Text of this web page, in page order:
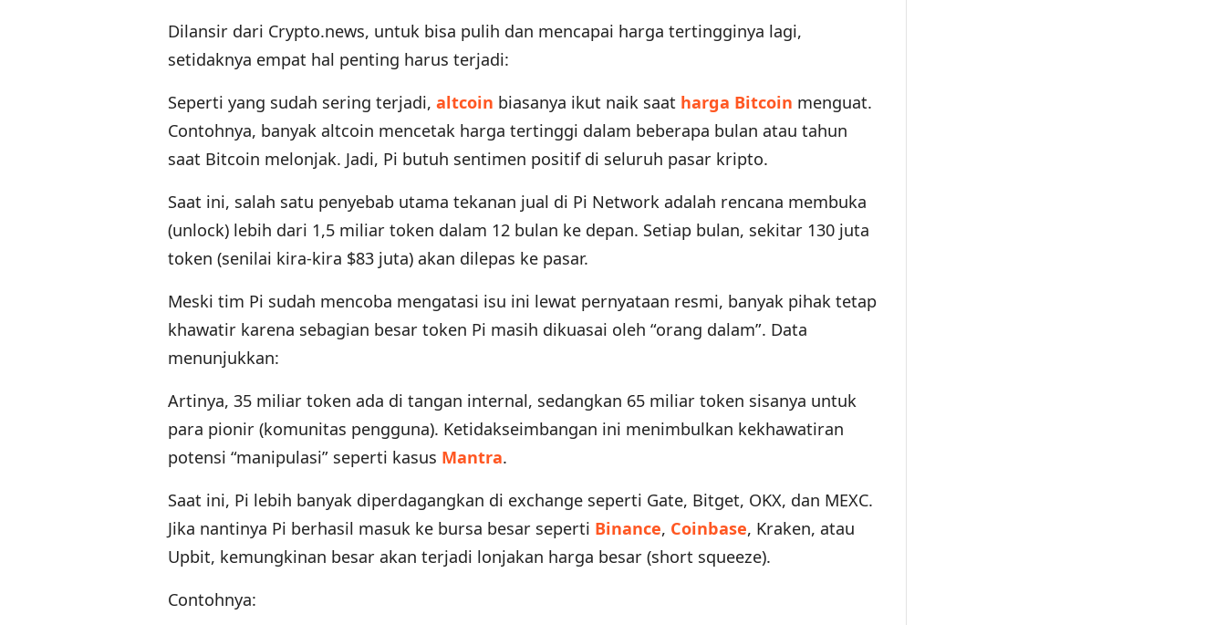
Dilansir dari Crypto.news, untuk bisa pulih dan mencapai harga tertingginya lagi,
setidaknya empat hal penting harus terjadi:
Seperti yang sudah sering terjadi, altcoin biasanya ikut naik saat harga Bitcoin menguat.
Contohnya, banyak altcoin mencetak harga tertinggi dalam beberapa bulan atau tahun
saat Bitcoin melonjak. Jadi, Pi butuh sentimen positif di seluruh pasar kripto.
Saat ini, salah satu penyebab utama tekanan jual di Pi Network adalah rencana membuka
(unlock) lebih dari 1,5 miliar token dalam 12 bulan ke depan. Setiap bulan, sekitar 130 juta
token (senilai kira-kira $83 juta) akan dilepas ke pasar.
Meski tim Pi sudah mencoba mengatasi isu ini lewat pernyataan resmi, banyak pihak tetap
khawatir karena sebagian besar token Pi masih dikuasai oleh “orang dalam”. Data
menunjukkan:
Artinya, 35 miliar token ada di tangan internal, sedangkan 65 miliar token sisanya untuk
para pionir (komunitas pengguna). Ketidakseimbangan ini menimbulkan kekhawatiran
potensi “manipulasi” seperti kasus Mantra.
Saat ini, Pi lebih banyak diperdagangkan di exchange seperti Gate, Bitget, OKX, dan MEXC.
Jika nantinya Pi berhasil masuk ke bursa besar seperti Binance, Coinbase, Kraken, atau
Upbit, kemungkinan besar akan terjadi lonjakan harga besar (short squeeze).
Contohnya: